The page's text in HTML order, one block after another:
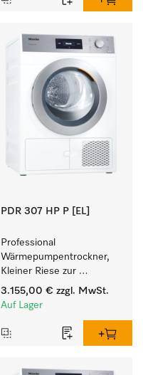
PDR 307 HP P [EL]
Professional
Wärmepumpentrockner,
Kleiner Riese zur
einfachen und flexiblen
Aufstellung ohne
3.155,00 € zzgl. MwSt.
Auf Lager